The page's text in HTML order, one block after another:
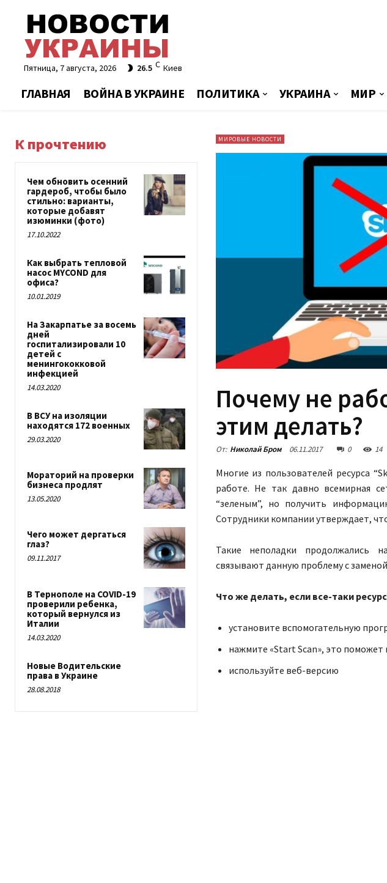
Пятница, 7 августа, 2026 26.5 C Киев
ГЛАВНАЯ ВОЙНА В УКРАИНЕ ПОЛИТИКА УКРАИНА МИР
К прочтению
Чем обновить осенний
гардероб, чтобы было
стильно: варианты,
которые добавят
изюминки (фото)
17.10.2022
Как выбрать тепловой
насос MYCOND для
офиса?
10.01.2019
На Закарпатье за восемь
дней
госпитализировали 10
детей с
менингококковой
инфекцией
14.03.2020
В ВСУ на изоляции
находятся 172 военных
29.03.2020
Мораторий на проверки
бизнеса продлят
13.05.2020
Чего может дергаться
глаз?
09.11.2017
В Тернополе на COVID-19
проверили ребенка,
который вернулся из
Италии
14.03.2020
Новые Водительские
права в Украине
28.08.2018
МИРОВЫЕ НОВОСТИ
Почему не
этим делать?
От: Николай Бром 06.11.2017 0 14
Многие из пользователей ресурса
работе. Не так давно всемирная
“зеленым”, но получить
Сотрудники компании утверждает,
Такие неполадки продолжались
связывают данную проблему с
Что же делать, если все-таки
установите вспомогательную
нажмите «Start Scan», это
используйте веб-версию